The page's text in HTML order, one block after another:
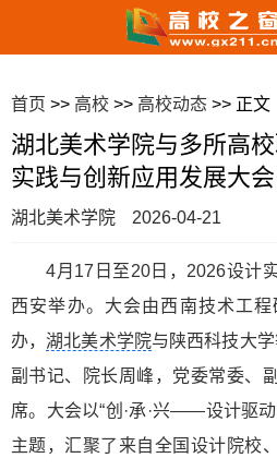
首页 >> 高校 >> 高校动态 >> 正文
湖北美术学院与多所高
实践与创新应用发展大会
湖北美术学院 2026-04-21
4月17日至20日，2026设计
西安举办。大会由西南技术工
办，湖北美术学院与陕西科技大
副书记、院长周峰，党委常委、
席。大会以“创·承·兴——设计驱
主题，汇聚了来自全国设计院校